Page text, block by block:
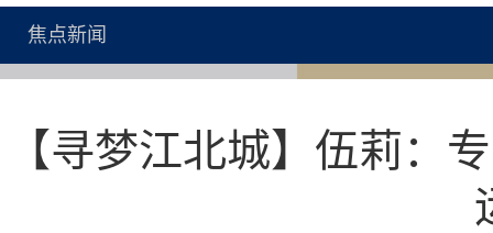
焦点新闻
【寻梦江北城】伍莉：